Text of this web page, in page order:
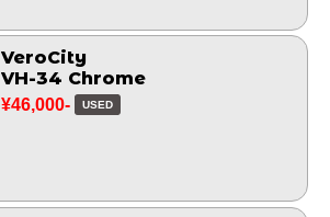
VeroCity
VH-34 Chrome
¥46,000- USED